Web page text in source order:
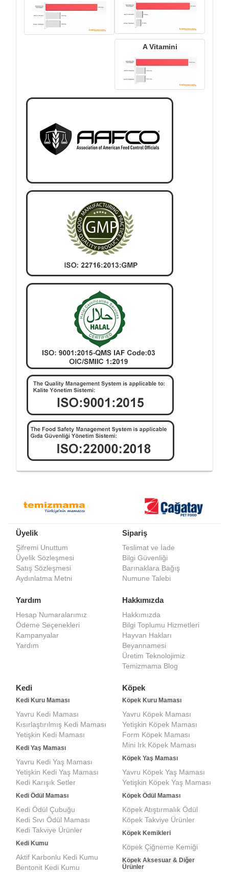
A Vitamini
Üyelik
Şifremi Unuttum
Üyelik Sözleşmesi
Satış Sözleşmesi
Aydınlatma Metni
Sipariş
Teslimat ve İade
Bilgi Güvenliği
Barınaklara Bağış
Numune Talebi
Yardım
Hesap Numaralarımız
Ödeme Seçenekleri
Kampanyalar
Yardım
Hakkımızda
Hakkımızda
Bilgi Toplumu Hizmetleri
Hayvan Hakları
Beyannamesi
Üretim Teknolojimiz
Temizmama Blog
Kedi
Kedi Kuru Maması
Yavru Kedi Maması
Kısırlaştırılmış Kedi Maması
Yetişkin Kedi Maması
Kedi Yaş Maması
Yavru Kedi Yaş Maması
Yetişkin Kedi Yaş Maması
Kedi Karışık Setler
Kedi Ödül Maması
Kedi Ödül Çubuğu
Kedi Sıvı Ödül Maması
Kedi Takviye Ürünler
Kedi Kumu
Aktif Karbonlu Kedi Kumu
Bentonit Kedi Kumu
Köpek
Köpek Kuru Maması
Yavru Köpek Maması
Yetişkin Köpek Maması
Form Köpek Maması
Mini Irk Köpek Maması
Köpek Yaş Maması
Yavru Köpek Yaş Maması
Yetişkin Köpek Yaş Maması
Köpek Ödül Maması
Köpek Atıştırmalık Ödül
Köpek Takviye Ürünler
Köpek Kemikleri
Köpek Çiğneme Kemiği
Köpek Aksesuar & Diğer
Ürünler